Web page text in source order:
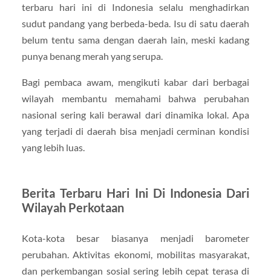
terbaru hari ini di Indonesia selalu menghadirkan
sudut pandang yang berbeda-beda. Isu di satu daerah
belum tentu sama dengan daerah lain, meski kadang
punya benang merah yang serupa.
Bagi pembaca awam, mengikuti kabar dari berbagai
wilayah membantu memahami bahwa perubahan
nasional sering kali berawal dari dinamika lokal. Apa
yang terjadi di daerah bisa menjadi cerminan kondisi
yang lebih luas.
Berita Terbaru Hari Ini Di Indonesia Dari
Wilayah Perkotaan
Kota-kota besar biasanya menjadi barometer
perubahan. Aktivitas ekonomi, mobilitas masyarakat,
dan perkembangan sosial sering lebih cepat terasa di